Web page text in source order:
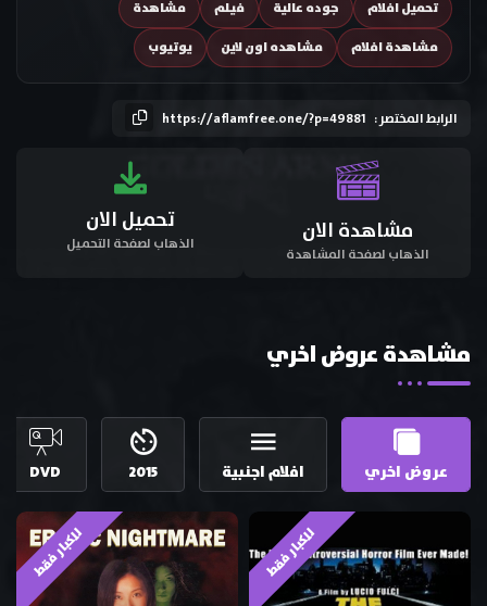
تحميل افلام
جوده عالية فيلم
مشاهدة
مشاهدة افلام
مشاهده اون لاين يوتيوب
الرابط المختصر : https://aflamfree.one/?p=49881
مشاهدة الان
الذهاب لصفحة المشاهدة
تحميل الان
الذهاب لصفحة التحميل
مشاهدة عروض اخري
عروض اخري افلام اجنبية 2015
DVD
للكبار فقط للكبار فقط